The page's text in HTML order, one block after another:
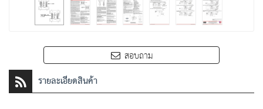
สอบถาม
รายละเอียดสินค้า